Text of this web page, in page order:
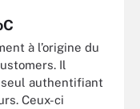
à l’origine du
Il
authentifiant
Ceux-ci